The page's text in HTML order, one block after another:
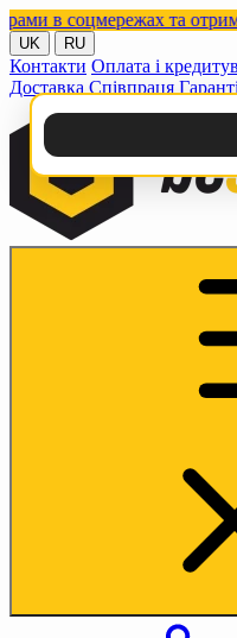
в соцмережах та
UK RU
Контакти Оплата і
Доставка Співпраця